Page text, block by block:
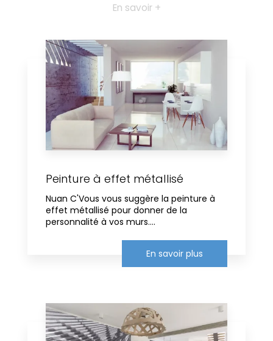
En savoir +
Peinture à effet métallisé
Nuan C'Vous vous suggère la peinture à
effet métallisé pour donner de la
personnalité à vos murs....
En savoir plus